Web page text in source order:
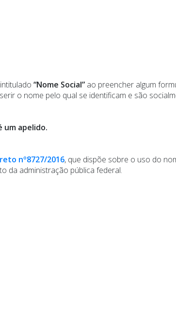
“Nome Social” ao preencher algum
o nome pelo qual se identificam e são
um apelido.
nº8727/2016, que dispõe sobre o uso do
da administração pública federal.